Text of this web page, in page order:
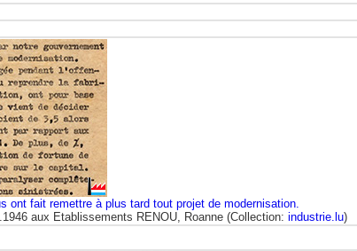
ont fait remettre à plus tard tout projet de modernisation.
aux Etablissements RENOU, Roanne (Collection: industrie.lu)